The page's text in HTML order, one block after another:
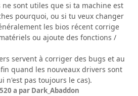
ne sont utiles que si ta machine est
pourquoi, ou si tu veux changer
les bios récent corrige
ou ajoute des fonctions /
servent à corriger des bugs et au
quand les nouveaux drivers sont
n'est pas toujours le cas).
20 a par Dark_Abaddon